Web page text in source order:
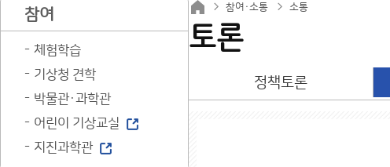
참여
체험학습
기상청 견학
박물관·과학관
어린이 기상교실
지진과학관
참여·소통 소통
토론
정책토론